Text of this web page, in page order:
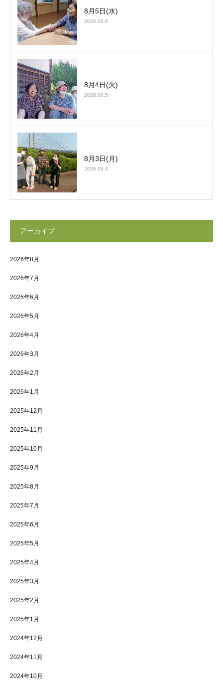
8月5日(水)
2026.08.6
8月4日(火)
2026.08.5
8月3日(月)
2026.08.4
アーカイブ
2026年8月
2026年7月
2026年6月
2026年5月
2026年4月
2026年3月
2026年2月
2026年1月
2025年12月
2025年11月
2025年10月
2025年9月
2025年8月
2025年7月
2025年6月
2025年5月
2025年4月
2025年3月
2025年2月
2025年1月
2024年12月
2024年11月
2024年10月